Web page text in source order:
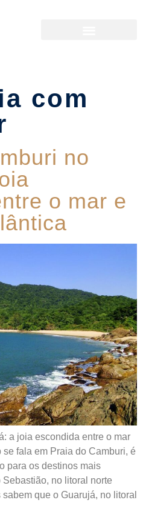
com
no
o mar e
a joia escondida entre o mar
fala em Praia do Camburi, é
para os destinos mais
no litoral norte
que o Guarujá, no litoral